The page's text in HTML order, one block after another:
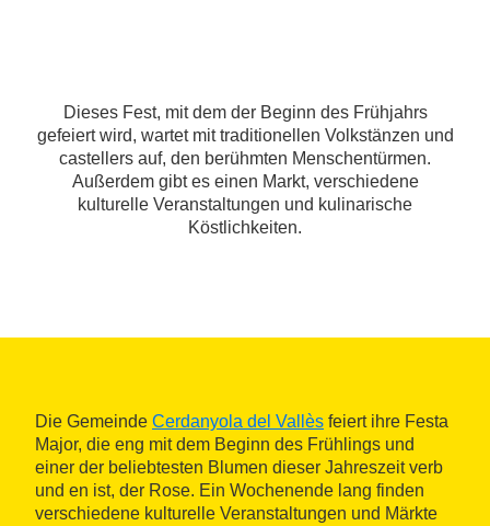
Dieses Fest, mit dem der Beginn des Frühjahrs
gefeiert wird, wartet mit traditionellen Volkstänzen und
castellers auf, den berühmten Menschentürmen.
Außerdem gibt es einen Markt, verschiedene
kulturelle Veranstaltungen und kulinarische
Köstlichkeiten.
Die Gemeinde Cerdanyola del Vallès feiert ihre Festa
Major, die eng mit dem Beginn des Frühlings und
einer der beliebtesten Blumen dieser Jahreszeit verb
und en ist, der Rose. Ein Wochenende lang finden
verschiedene kulturelle Veranstaltungen und Märkte